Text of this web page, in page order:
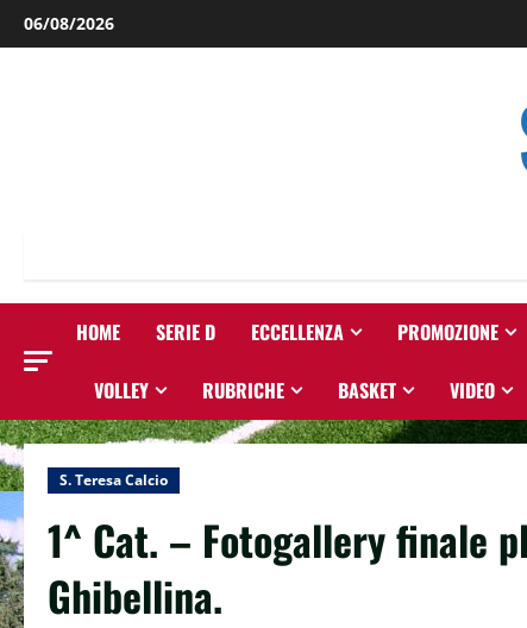
Salta
al
06/08/2026
HOME SERIE D ECCELLENZA PROMOZIONE
VOLLEY RUBRICHE BASKET VIDEO
S. Teresa Calcio
1^ Cat. – Fotogallery finale
Ghibellina.